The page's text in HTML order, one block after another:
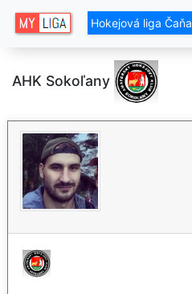
Hokejová liga Čaňa
AHK Sokoľany